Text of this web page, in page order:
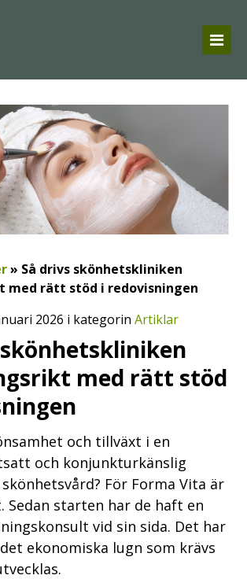
» Så drivs skönhetskliniken
med rätt stöd i redovisningen
2026 i kategorin Artiklar
med rätt stöd
och tillväxt i en
och konjunkturkänslig
För Forma Vita är
Sedan starten har de haft en
vid sin sida. Det har
ekonomiska lugn som krävs